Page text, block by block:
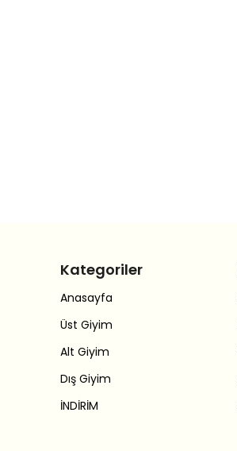
Kategoriler
Anasayfa
Üst Giyim
Alt Giyim
Dış Giyim
İNDİRİM